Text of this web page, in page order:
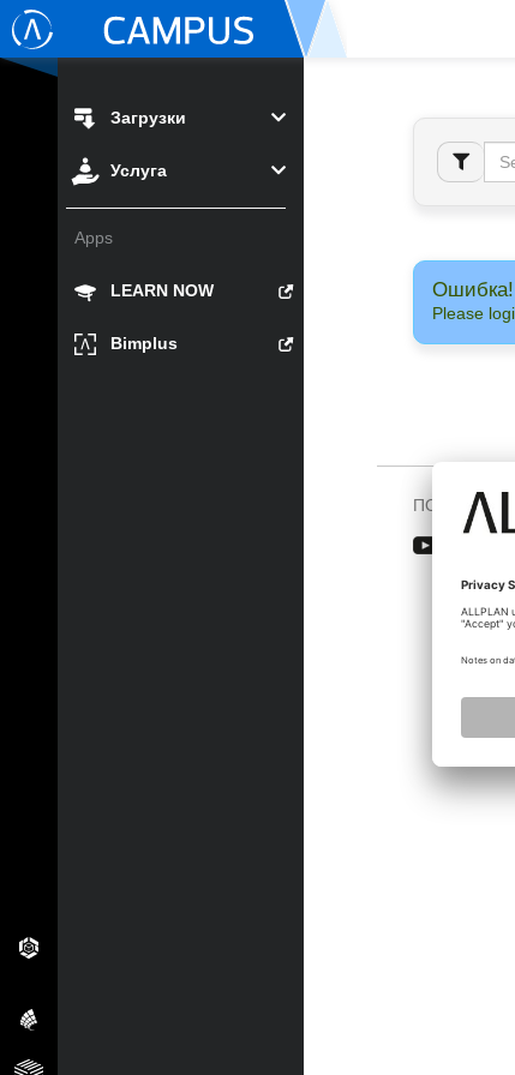
Загрузки
Услуга
Apps
LEARN NOW
Bimplus
Ошибка!
Please